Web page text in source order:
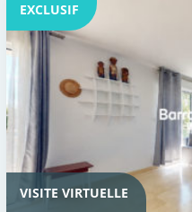
EXCLUSIF
VISITE VIRTUELLE